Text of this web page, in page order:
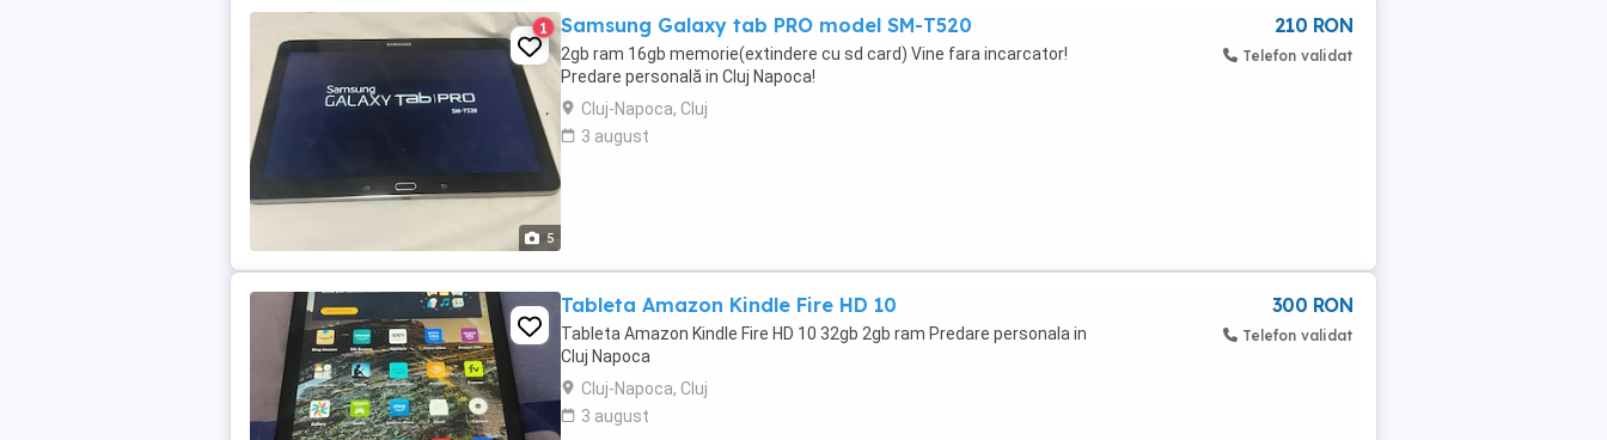
5
1 Samsung Galaxy tab PRO model SM-T520
2gb ram 16gb memorie(extindere cu sd card) Vine fara incarcator!
Predare personală in Cluj Napoca!
Cluj-Napoca, Cluj
3 august
210 RON
Telefon validat
Tableta Amazon Kindle Fire HD 10
Tableta Amazon Kindle Fire HD 10 32gb 2gb ram Predare personala in
Cluj Napoca
Cluj-Napoca, Cluj
3 august
300 RON
Telefon validat